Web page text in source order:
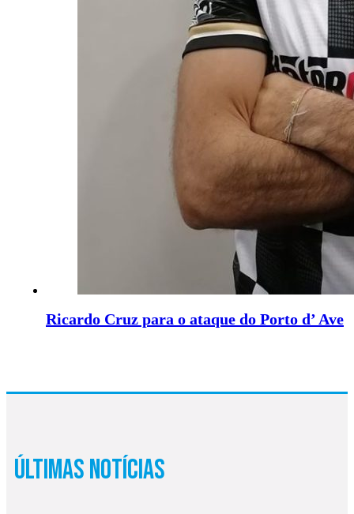
Ricardo Cruz para o ataque do Porto d’ Ave
Últimas Notícias